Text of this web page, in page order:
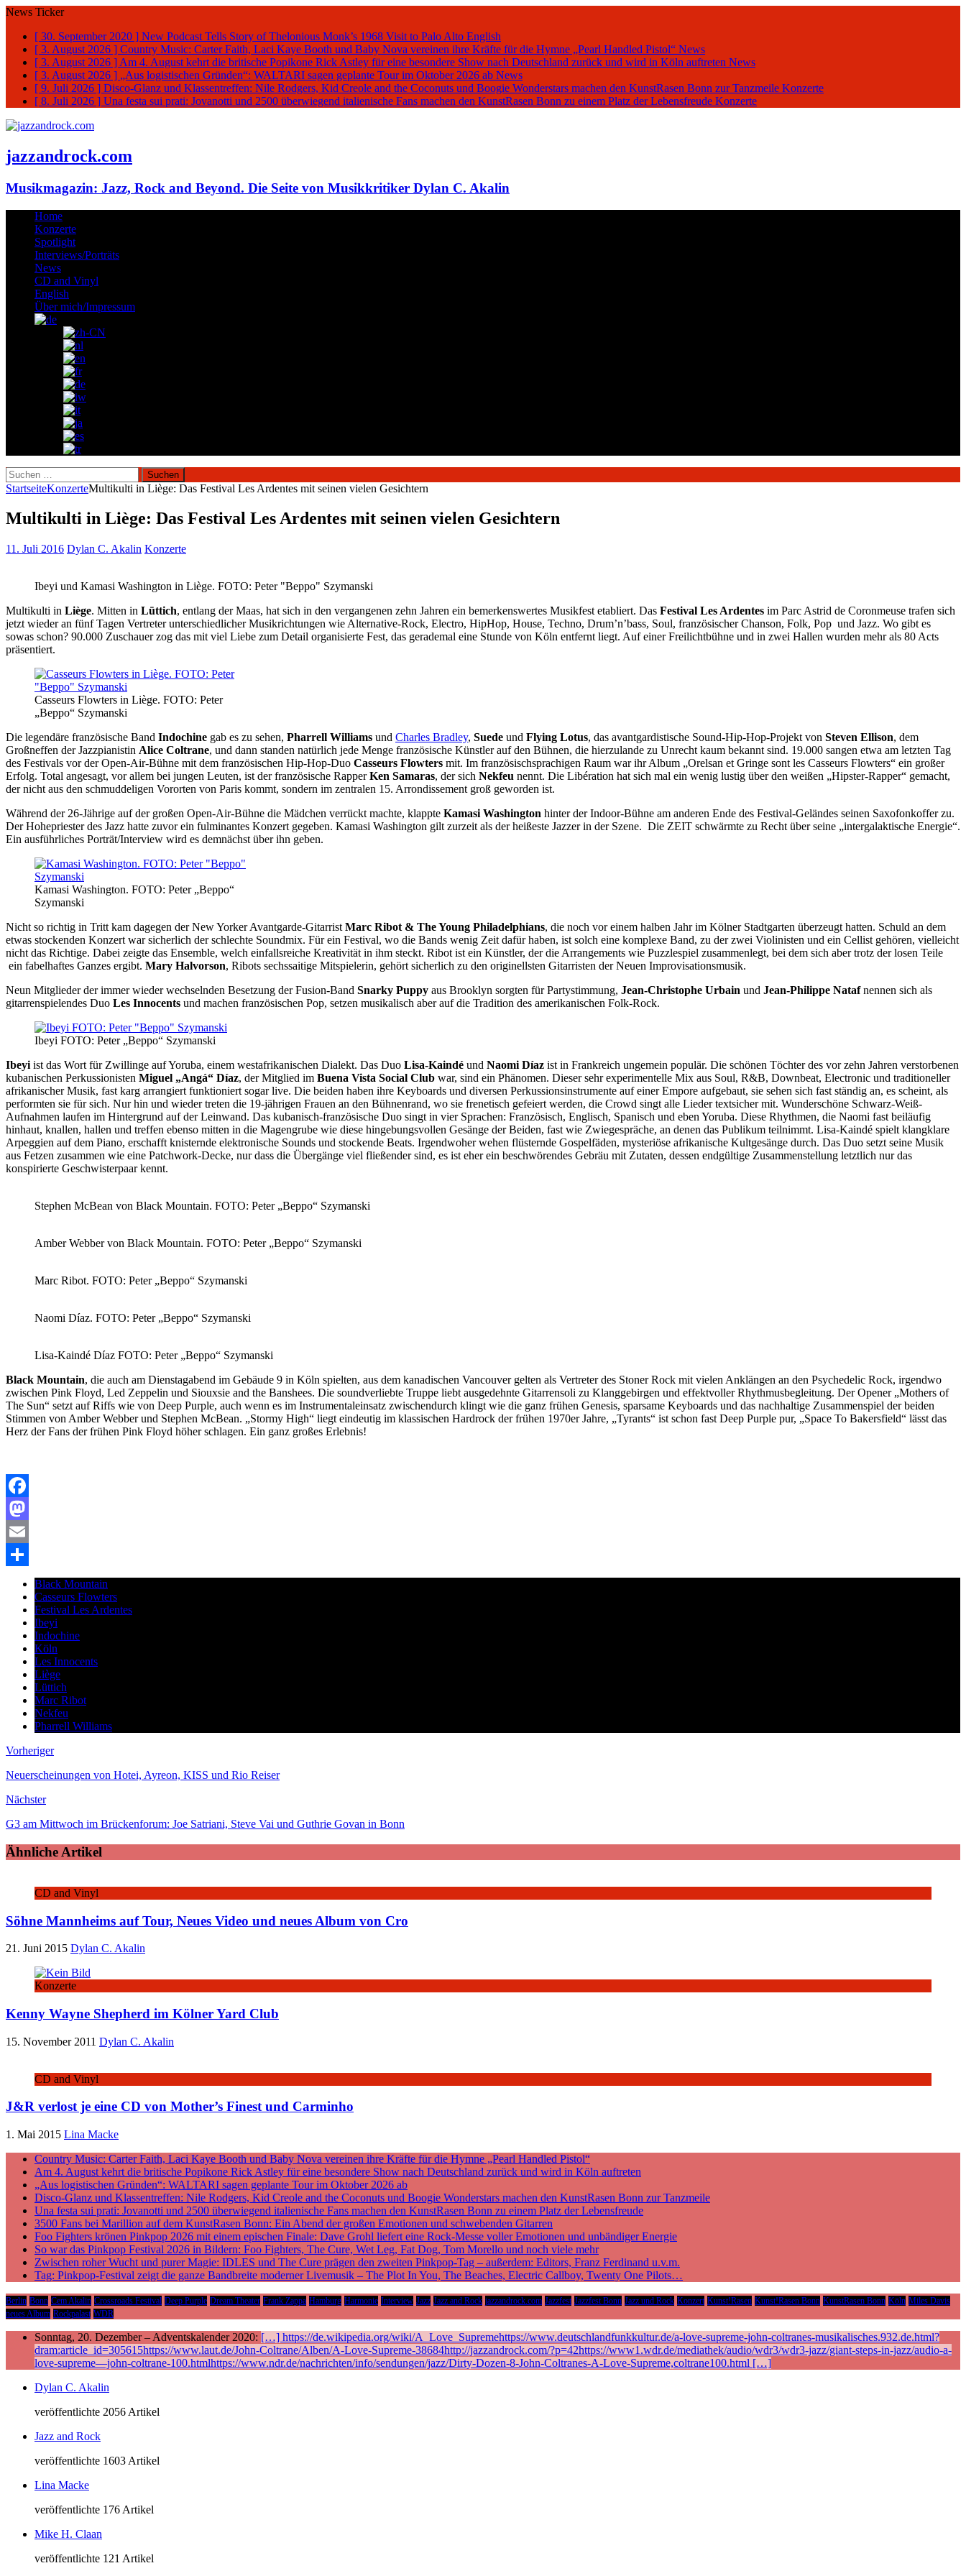
News Ticker
[ 30. September 2020 ] New Podcast Tells Story of Thelonious Monk’s 1968 Visit to Palo Alto English
[ 3. August 2026 ] Country Music: Carter Faith, Laci Kaye Booth und Baby Nova vereinen ihre Kräfte für die Hymne „Pearl Handled Pistol“ News
[ 3. August 2026 ] Am 4. August kehrt die britische Popikone Rick Astley für eine besondere Show nach Deutschland zurück und wird in Köln auftreten News
[ 3. August 2026 ] „Aus logistischen Gründen“: WALTARI sagen geplante Tour im Oktober 2026 ab News
[ 9. Juli 2026 ] Disco-Glanz und Klassentreffen: Nile Rodgers, Kid Creole and the Coconuts und Boogie Wonderstars machen den KunstRasen Bonn zur Tanzmeile Konzerte
[ 8. Juli 2026 ] Una festa sui prati: Jovanotti und 2500 überwiegend italienische Fans machen den KunstRasen Bonn zu einem Platz der Lebensfreude Konzerte
jazzandrock.com
Musikmagazin: Jazz, Rock and Beyond. Die Seite von Musikkritiker Dylan C. Akalin
Home
Konzerte
Spotlight
Interviews/Porträts
News
CD and Vinyl
English
Über mich/Impressum
Suchen
nach:
StartseiteKonzerteMultikulti in Liège: Das Festival Les Ardentes mit seinen vielen Gesichtern
Multikulti in Liège: Das Festival Les Ardentes mit seinen vielen Gesichtern
11. Juli 2016 Dylan C. Akalin Konzerte
Ibeyi und Kamasi Washington in Liège. FOTO: Peter "Beppo" Szymanski
Multikulti in Liège. Mitten in Lüttich, entlang der Maas, hat sich in den vergangenen zehn Jahren ein bemerkenswertes Musikfest etabliert. Das Festival Les Ardentes im Parc Astrid de Coronmeuse trafen sich
jetzt wieder an fünf Tagen Vertreter unterschiedlicher Musikrichtungen wie Alternative-Rock, Electro, HipHop, House, Techno, Drum’n’bass, Soul, französischer Chanson, Folk, Pop und Jazz. Wo gibt es
sowas schon? 90.000 Zuschauer zog das mit viel Liebe zum Detail organisierte Fest, das gerademal eine Stunde von Köln entfernt liegt. Auf einer Freilichtbühne und in zwei Hallen wurden mehr als 80 Acts
präsentiert.
Casseurs Flowters in Liège. FOTO: Peter
„Beppo“ Szymanski
Die legendäre französische Band Indochine gab es zu sehen, Pharrell Williams und Charles Bradley, Suede und Flying Lotus, das avantgardistische Sound-Hip-Hop-Projekt von Steven Ellison, dem
Großneffen der Jazzpianistin Alice Coltrane, und dann standen natürlich jede Menge französische Künstler auf den Bühnen, die hierzulande zu Unrecht kaum bekannt sind. 19.000 sangen etwa am letzten Tag
des Festivals vor der Open-Air-Bühne mit dem französischen Hip-Hop-Duo Casseurs Flowters mit. Im französischsprachigen Raum war ihr Album „Orelsan et Gringe sont les Casseurs Flowters“ ein großer
Erfolg. Total angesagt, vor allem bei jungen Leuten, ist der französische RapperKen Samaras, der sich Nekfeu nennt. Die Libération hat sich mal ein wenig lustig über den weißen „Hipster-Rapper“ gemacht,
der nicht aus den schmuddeligen Vororten von Paris kommt, sondern im zentralen 15. Arrondissement groß geworden ist.
Während der 26-Jährige auf der großen Open-Air-Bühne die Mädchen verrückt machte, klappte Kamasi Washington hinter der Indoor-Bühne am anderen Ende des Festival-Geländes seinen Saxofonkoffer zu.
Der Hohepriester des Jazz hatte zuvor ein fulminantes Konzert gegeben. Kamasi Washington gilt zurzeit als der heißeste Jazzer in der Szene. Die ZEIT schwärmte zu Recht über seine „intergalaktische Energie“.
Ein ausführliches Porträt/Interview wird es demnächst über ihn geben.
Kamasi Washington. FOTO: Peter „Beppo“
Szymanski
Nicht so richtig in Tritt kam dagegen der New Yorker Avantgarde-Gitarrist Marc Ribot & The Young Philadelphians, die noch vor einem halben Jahr im Kölner Stadtgarten überzeugt hatten. Schuld an dem
etwas stockenden Konzert war sicherlich der schlechte Soundmix. Für ein Festival, wo die Bands wenig Zeit dafür haben, ist solch eine komplexe Band, zu der zwei Violinisten und ein Cellist gehören, vielleicht
nicht das Richtige. Dabei zeigte das Ensemble, welch einfallsreiche Kreativität in ihm steckt. Ribot ist ein Künstler, der die Arrangements wie Puzzlespiel zusammenlegt, bei dem sich aber trotz der losen Teile
ein fabelhaftes Ganzes ergibt. Mary Halvorson, Ribots sechssaitige Mitspielerin, gehört sicherlich zu den originellsten Gitarristen der Neuen Improvisationsmusik.
Neun Mitglieder der immer wieder wechselnden Besetzung der Fusion-Band Snarky Puppy aus Brooklyn sorgten für Partystimmung, Jean-Christophe Urbain und Jean-Philippe Natafnennen sich als
gitarrenspielendes Duo Les Innocents und machen französischen Pop, setzen musikalisch aber auf die Tradition des amerikanischen Folk-Rock.
Ibeyi FOTO: Peter „Beppo“ Szymanski
Ibeyi ist das Wort für Zwillinge auf Yoruba, einem westafrikanischen Dialekt. Das Duo Lisa-Kaindé und Naomi Díaz ist in Frankreich ungemein populär. Die schönen Töchter des vor zehn Jahren verstorbenen
kubanischen Perkussionisten Miguel „Angá“ Díaz, der Mitglied im Buena Vista Social Club war, sind ein Phänomen. Dieser sehr experimentelle Mix aus Soul, R&B, Downbeat, Electronic und traditioneller
afrikanischer Musik, fast karg arrangiert funktioniert sogar live. Die beiden haben ihre Keyboards und diversen Perkussionsinstrumente auf einer Empore aufgebaut, sie sehen sich fast ständig an, es scheint, als
performten sie für sich. Nur hin und wieder treten die 19-jährigen Frauen an den Bühnenrand, wo sie frenetisch gefeiert werden, die Crowd singt alle Lieder textsicher mit. Wunderschöne Schwarz-Weiß-
Aufnahmen laufen im Hintergrund auf der Leinwand. Das kubanisch-französische Duo singt in vier Sprachen: Französisch, Englisch, Spanisch und eben Yoruba. Diese Rhythmen, die Naomi fast beiläufig
hinhaut, knallen, hallen und treffen ebenso mitten in die Magengrube wie diese hingebungsvollen Gesänge der Beiden, fast wie Zwiegespräche, an denen das Publikum teilnimmt. Lisa-Kaindé spielt klangklare
Arpeggien auf dem Piano, erschafft knisternde elektronische Sounds und stockende Beats. Irgendwoher wehen flüsternde Gospelfäden, mysteriöse afrikanische Kultgesänge durch. Das Duo setzt seine Musik
aus Fetzen zusammen wie eine Patchwork-Decke, nur dass die Übergänge viel fließender sind, es ist eher ein beschwörendes Gebräu mit Zutaten, dessen endgültige Zusammenstellung letztlich nur das
konspirierte Geschwisterpaar kennt.
Stephen McBean von Black Mountain. FOTO: Peter „Beppo“ Szymanski
Amber Webber von Black Mountain. FOTO: Peter „Beppo“ Szymanski
Marc Ribot. FOTO: Peter „Beppo“ Szymanski
Naomi Díaz. FOTO: Peter „Beppo“ Szymanski
Lisa-Kaindé Díaz FOTO: Peter „Beppo“ Szymanski
Black Mountain, die auch am Dienstagabend im Gebäude 9 in Köln spielten, aus dem kanadischen Vancouver gelten als Vertreter des Stoner Rock mit vielen Anklängen an den Psychedelic Rock, irgendwo
zwischen Pink Floyd, Led Zeppelin und Siouxsie and the Banshees. Die soundverliebte Truppe liebt ausgedehnte Gitarrensoli zu Klanggebirgen und effektvoller Rhythmusbegleitung. Der Opener „Mothers of
The Sun“ setzt auf Riffs wie von Deep Purple, auch wenn es im Instrumentaleinsatz zwischendurch klingt wie die ganz frühen Genesis, sparsame Keyboards und das nachhaltige Zusammenspiel der beiden
Stimmen von Amber Webber und Stephen McBean. „Stormy High“ liegt eindeutig im klassischen Hardrock der frühen 1970er Jahre, „Tyrants“ ist schon fast Deep Purple pur, „Space To Bakersfield“ lässt das
Herz der Fans der frühen Pink Floyd höher schlagen. Ein ganz großes Erlebnis!
Facebook
Mastodon
Email
Black Mountain
Casseurs Flowters
Festival Les Ardentes
Ibeyi
Indochine
Köln
Les Innocents
Liège
Lüttich
Marc Ribot
Nekfeu
Pharrell Williams
Vorheriger
Neuerscheinungen von Hotei, Ayreon, KISS und Rio Reiser
Nächster
G3 am Mittwoch im Brückenforum: Joe Satriani, Steve Vai und Guthrie Govan in Bonn
Ähnliche Artikel
CD and Vinyl
Söhne Mannheims auf Tour, Neues Video und neues Album von Cro
21. Juni 2015 Dylan C. Akalin
Konzerte
Kenny Wayne Shepherd im Kölner Yard Club
15. November 2011 Dylan C. Akalin
CD and Vinyl
J&R verlost je eine CD von Mother’s Finest und Carminho
1. Mai 2015 Lina Macke
Country Music: Carter Faith, Laci Kaye Booth und Baby Nova vereinen ihre Kräfte für die Hymne „Pearl Handled Pistol“
Am 4. August kehrt die britische Popikone Rick Astley für eine besondere Show nach Deutschland zurück und wird in Köln auftreten
„Aus logistischen Gründen“: WALTARI sagen geplante Tour im Oktober 2026 ab
Disco-Glanz und Klassentreffen: Nile Rodgers, Kid Creole and the Coconuts und Boogie Wonderstars machen den KunstRasen Bonn zur Tanzmeile
Una festa sui prati: Jovanotti und 2500 überwiegend italienische Fans machen den KunstRasen Bonn zu einem Platz der Lebensfreude
3500 Fans bei Marillion auf dem KunstRasen Bonn: Ein Abend der großen Emotionen und schwebenden Gitarren
Foo Fighters krönen Pinkpop 2026 mit einem epischen Finale: Dave Grohl liefert eine Rock-Messe voller Emotionen und unbändiger Energie
So war das Pinkpop Festival 2026 in Bildern: Foo Fighters, The Cure, Wet Leg, Fat Dog, Tom Morello und noch viele mehr
Zwischen roher Wucht und purer Magie: IDLES und The Cure prägen den zweiten Pinkpop-Tag – außerdem: Editors, Franz Ferdinand u.v.m.
Tag: Pinkpop-Festival zeigt die ganze Bandbreite moderner Livemusik – The Plot In You, The Beaches, Electric Callboy, Twenty One Pilots…
Berlin Bonn Cem Akalin Crossroads Festival Deep Purple Dream Theater Frank Zappa Hamburg Harmonie Interview Jazz Jazz and Rock jazzandrock.com Jazzfest Jazzfest Bonn Jazz und Rock Konzert Kunst!Rasen Kunst!Rasen Bonn KunstRasen Bonn Köln Miles Davis
neues Album Rockpalast WDR
Sonntag, 20. Dezember – Adventskalender 2020: […] https://de.wikipedia.org/wiki/A_Love_Supremehttps://www.deutschlandfunkkultur.de/a-love-supreme-john-coltranes-musikalisches.932.de.html?
dram:article_id=305615https://www.laut.de/John-Coltrane/Alben/A-Love-Supreme-38684http://jazzandrock.com/?p=42https://www1.wdr.de/mediathek/audio/wdr3/wdr3-jazz/giant-steps-in-jazz/audio-a-
love-supreme—john-coltrane-100.htmlhttps://www.ndr.de/nachrichten/info/sendungen/jazz/Dirty-Dozen-8-John-Coltranes-A-Love-Supreme,coltrane100.html […]
Dylan C. Akalin
veröffentlichte 2056 Artikel
Jazz and Rock
veröffentlichte 1603 Artikel
Lina Macke
veröffentlichte 176 Artikel
Mike H. Claan
veröffentlichte 121 Artikel